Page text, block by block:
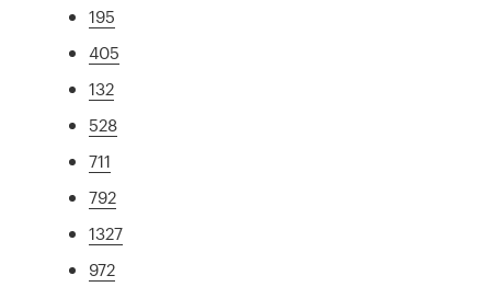
195
405
132
528
711
792
1327
972